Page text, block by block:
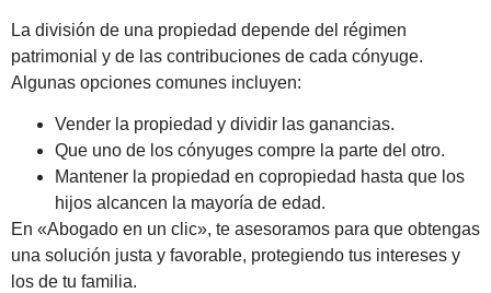
La división de una propiedad depende del régimen
patrimonial y de las contribuciones de cada cónyuge.
Algunas opciones comunes incluyen:
Vender la propiedad y dividir las ganancias.
Que uno de los cónyuges compre la parte del otro.
Mantener la propiedad en copropiedad hasta que los
hijos alcancen la mayoría de edad.
En «Abogado en un clic», te asesoramos para que obtengas
una solución justa y favorable, protegiendo tus intereses y
los de tu familia.